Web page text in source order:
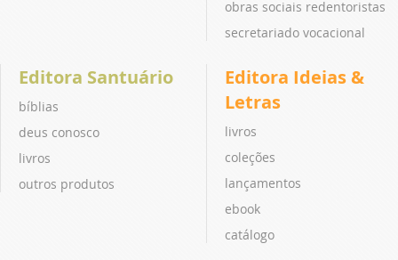
obras sociais redentoristas
secretariado vocacional
Editora Santuário
bíblias
deus conosco
livros
outros produtos
Editora Ideias &
Letras
livros
coleções
lançamentos
ebook
catálogo